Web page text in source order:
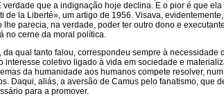
que a indignação hoje declina. E o pior é que
la Liberté», um artigo de 1956. Visava,
parecia, na verdade, poder ter outro dono e
no cerne da moral política.
da qual tanto falou, correspondeu sempre à necessidade
coletivo ligado à vida em sociedade e
da humanidade aos humanos compete resolver,
Daqui, aliás, a aversão de Camus pelo fanatismo, que
para a promover.